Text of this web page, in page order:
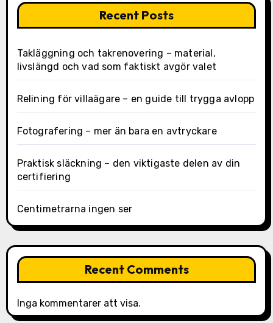
Recent Posts
Takläggning och takrenovering – material,
livslängd och vad som faktiskt avgör valet
Relining för villaägare – en guide till trygga avlopp
Fotografering – mer än bara en avtryckare
Praktisk släckning – den viktigaste delen av din
certifiering
Centimetrarna ingen ser
Recent Comments
Inga kommentarer att visa.